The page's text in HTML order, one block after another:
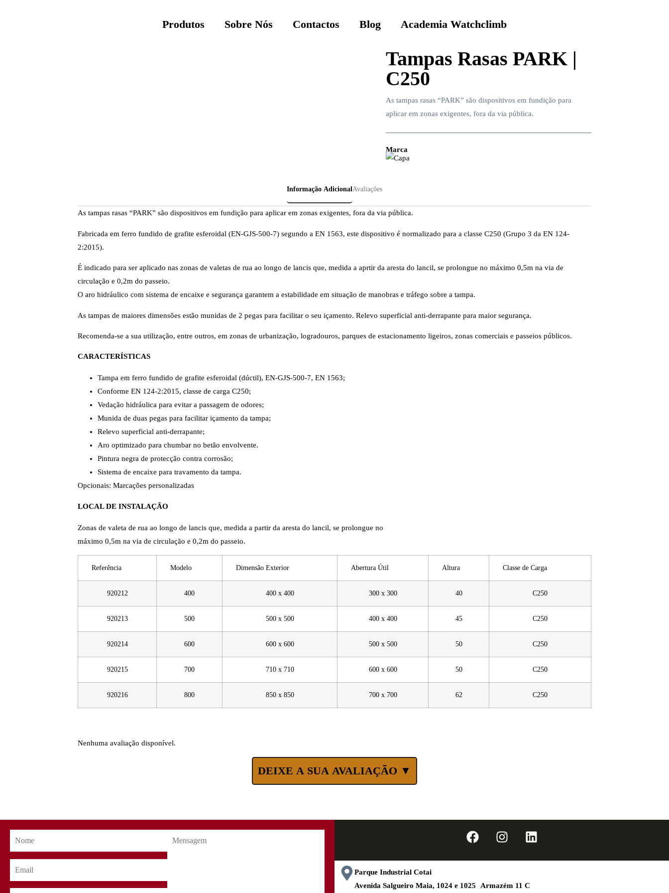
Produtos Sobre Nós Contactos Blog Academia Watchclimb
Tampas Rasas PARK |
C250
As tampas rasas “PARK” são dispositivos em fundição para
aplicar em zonas exigentes, fora da via pública.
Marca
Informação AdicionalAvaliações
As tampas rasas “PARK” são dispositivos em fundição para aplicar em zonas exigentes, fora da via pública.
Fabricada em ferro fundido de grafite esferoidal (EN-GJS-500-7) segundo a EN 1563, este dispositivo é normalizado para a classe C250 (Grupo 3 da EN 124-
2:2015).
É indicado para ser aplicado nas zonas de valetas de rua ao longo de lancis que, medida a aprtir da aresta do lancil, se prolongue no máximo 0,5m na via de
circulação e 0,2m do passeio.
O aro hidráulico com sistema de encaixe e segurança garantem a estabilidade em situação de manobras e tráfego sobre a tampa.
As tampas de maiores dimensões estão munidas de 2 pegas para facilitar o seu içamento. Relevo superficial anti-derrapante para maior segurança.
Recomenda-se a sua utilização, entre outros, em zonas de urbanização, logradouros, parques de estacionamento ligeiros, zonas comerciais e passeios públicos.
CARACTERÍSTICAS
Tampa em ferro fundido de grafite esferoidal (dúctil), EN-GJS-500-7, EN 1563;
Conforme EN 124-2:2015, classe de carga C250;
Vedação hidráulica para evitar a passagem de odores;
Munida de duas pegas para facilitar içamento da tampa;
Relevo superficial anti-derrapante;
Aro optimizado para chumbar no betão envolvente.
Pintura negra de protecção contra corrosão;
Sistema de encaixe para travamento da tampa.
Opcionais: Marcações personalizadas
LOCAL DE INSTALAÇÃO
Zonas de valeta de rua ao longo de lancis que, medida a partir da aresta do lancil, se prolongue no
máximo 0,5m na via de circulação e 0,2m do passeio.
Referência Modelo Dimensão Exterior Abertura Útil Altura Classe de Carga
920212 400 400 x 400 300 x 300 40 C250
920213 500 500 x 500 400 x 400 45 C250
920214 600 600 x 600 500 x 500 50 C250
920215 700 710 x 710 600 x 600 50 C250
920216 800 850 x 850 700 x 700 62 C250
Nenhuma avaliação disponível.
DEIXE A SUA AVALIAÇÃO ▼
Parque Industrial Cotai
Avenida Salgueiro Maia, 1024 e 1025 Armazém 11 C